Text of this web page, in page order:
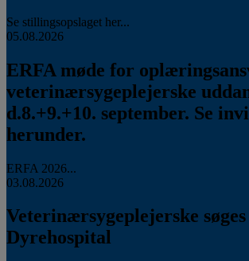
Se stillingsopslaget her...
05.08.2026
ERFA møde for
veterinærsygeplejerske
d.8.+9.+10. september. Se
herunder.
ERFA 2026...
03.08.2026
Veterinærsygeplejerske
Dyrehospital